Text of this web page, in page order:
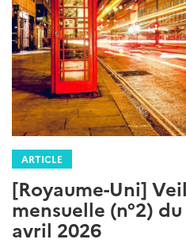
ARTICLE
[Royaume-Uni]
mensuelle (n°2)
avril 2026